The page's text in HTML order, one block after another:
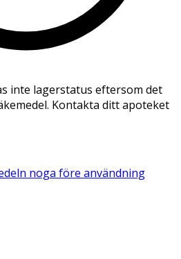
inte lagerstatus eftersom det
Kontakta ditt apoteket
noga före användning